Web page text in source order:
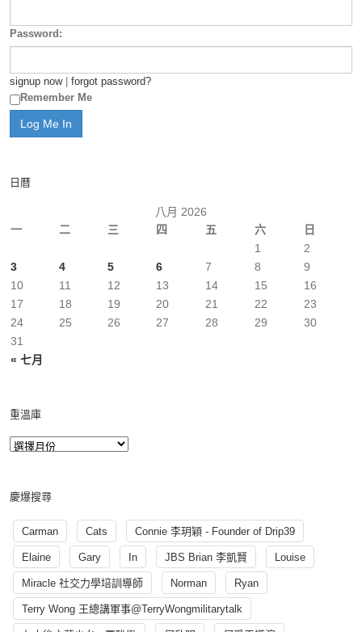
Password:
signup now| forgot password?
Remember Me
日曆
八月 2026
一
二 三 四 五 六 日
« 七月
1
2
3
4 5 6 7 8
9
10
11 12 13 14 15
16
17
18 19 20 21 22
23
24
25 26 27 28 29
30
31
重溫庫
慶爆搜尋
Carman Cats Connie 李玥穎 - Founder of Drip39
Elaine Gary In JBS Brian 李凱賢 Louise
Miracle 社交力學培訓導師 Norman Ryan
Terry Wong 王總講軍事@TerryWongmilitarytalk